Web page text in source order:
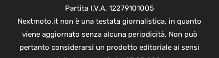
Partita I.V.A. 12279101005
Nextmoto.it non è una testata giornalistica, in quanto
viene aggiornato senza alcuna periodicità. Non può
pertanto considerarsi un prodotto editoriale ai sensi